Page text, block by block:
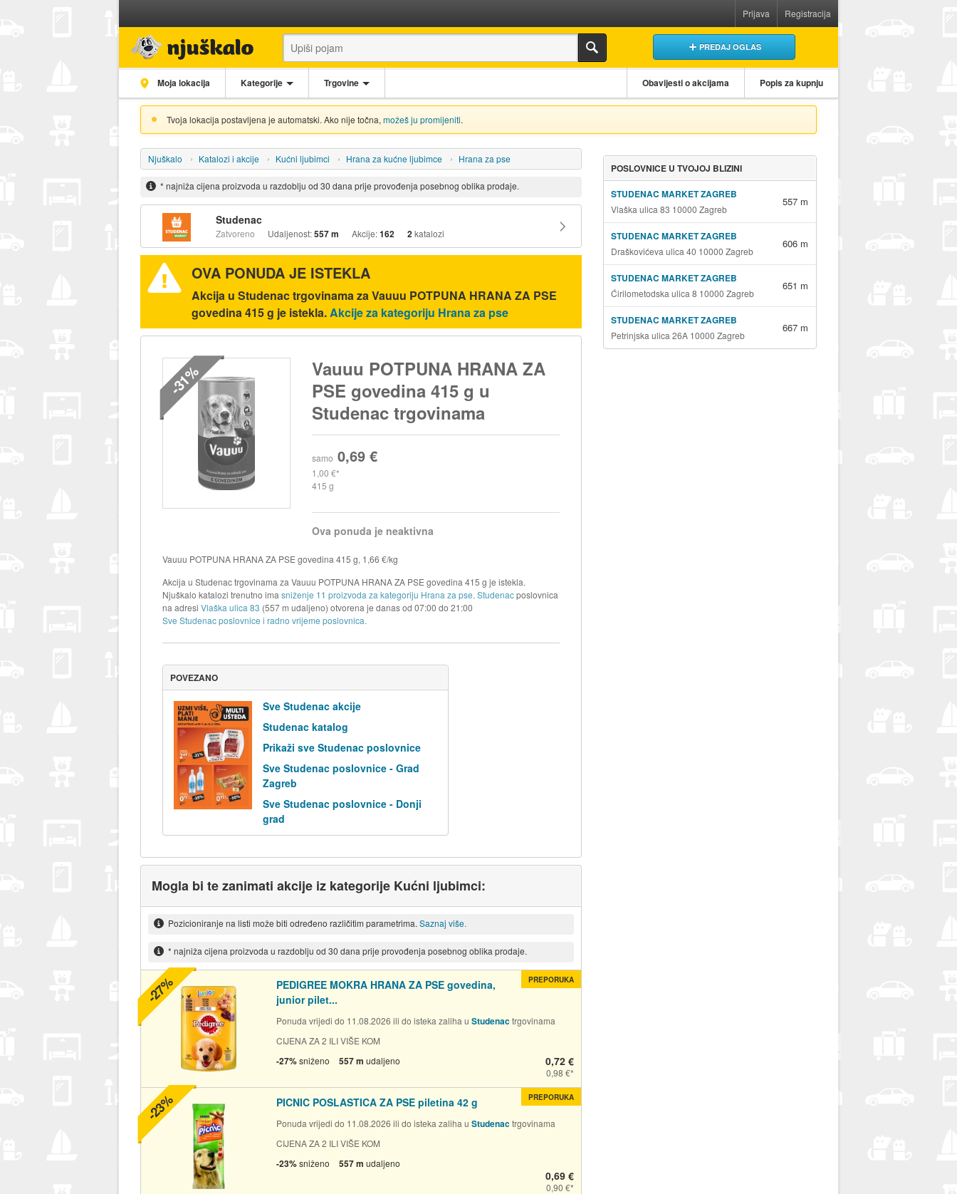
Prijava Registracija
PREDAJ OGLAS
Moja lokacija Kategorije Trgovine Obavijesti o akcijama Popis za kupnju
Tvoja lokacija postavljena je automatski. Ako nije točna, možeš ju promijeniti.
Njuškalo Katalozi i akcije Kućni ljubimci Hrana za kućne ljubimce Hrana za pse
* najniža cijena proizvoda u razdoblju od 30 dana prije provođenja posebnog oblika prodaje.
Studenac
Zatvoreno Udaljenost:557 m Akcije:162 2katalozi
OVA PONUDA JE ISTEKLA
Akcija u Studenac trgovinama za Vauuu POTPUNA HRANA ZA PSE
govedina 415 g je istekla.Akcije za kategoriju Hrana za pse
-31%
Vauuu POTPUNA HRANA ZA
PSE govedina 415 g u
Studenac trgovinama
samo 0,69 €
1,00 €
415 g
Ova ponuda je neaktivna
Vauuu POTPUNA HRANA ZA PSE govedina 415 g, 1,66 €/kg
Akcija u Studenac trgovinama za Vauuu POTPUNA HRANA ZA PSE govedina 415 g je istekla.
Njuškalo katalozi trenutno imasniženje 11 proizvoda za kategoriju Hrana za pse.Studenacposlovnica
na adresi Vlaška ulica 83 (557 m udaljeno) otvorena je danas od 07:00 do 21:00
Sve Studenac poslovnice i radno vrijeme poslovnica.
POVEZANO
Sve Studenac akcije
Studenac katalog
Prikaži sve Studenac poslovnice
Sve Studenac poslovnice - Grad
Zagreb
Sve Studenac poslovnice - Donji
grad
Mogla bi te zanimati akcije iz kategorije Kućni ljubimci:
Pozicioniranje na listi može biti određeno različitim parametrima. Saznaj više.
* najniža cijena proizvoda u razdoblju od 30 dana prije provođenja posebnog oblika prodaje.
PEDIGREE MOKRA HRANA ZA PSE govedina,
junior pilet...
Ponuda vrijedi do 11.08.2026 ili do isteka zaliha u Studenactrgovinama
CIJENA ZA 2 ILI VIŠE KOM
-27%sniženo 557 m udaljeno 0,72 €
0,98 €
PREPORUKA
-27%
PICNIC POSLASTICA ZA PSE piletina 42 g
Ponuda vrijedi do 11.08.2026 ili do isteka zaliha u Studenactrgovinama
CIJENA ZA 2 ILI VIŠE KOM
-23%sniženo 557 m udaljeno
0,69 €
0,90 €
PREPORUKA
-23%
POSLOVNICE U TVOJOJ BLIZINI
STUDENAC MARKET ZAGREB
Vlaška ulica 83 10000 Zagreb
557 m
STUDENAC MARKET ZAGREB
Draškovićeva ulica 40 10000 Zagreb
606 m
STUDENAC MARKET ZAGREB
Ćirilometodska ulica 8 10000 Zagreb
651 m
STUDENAC MARKET ZAGREB
Petrinjska ulica 26A 10000 Zagreb
667 m